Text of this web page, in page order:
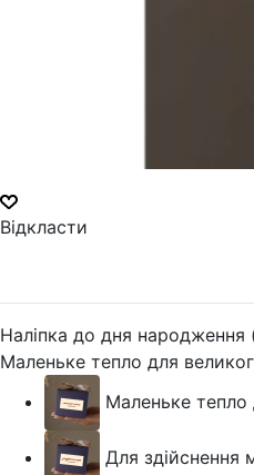
Відкласти
Наліпка до дня народження
Маленьке тепло для
Маленьке тепло
Для здійснення